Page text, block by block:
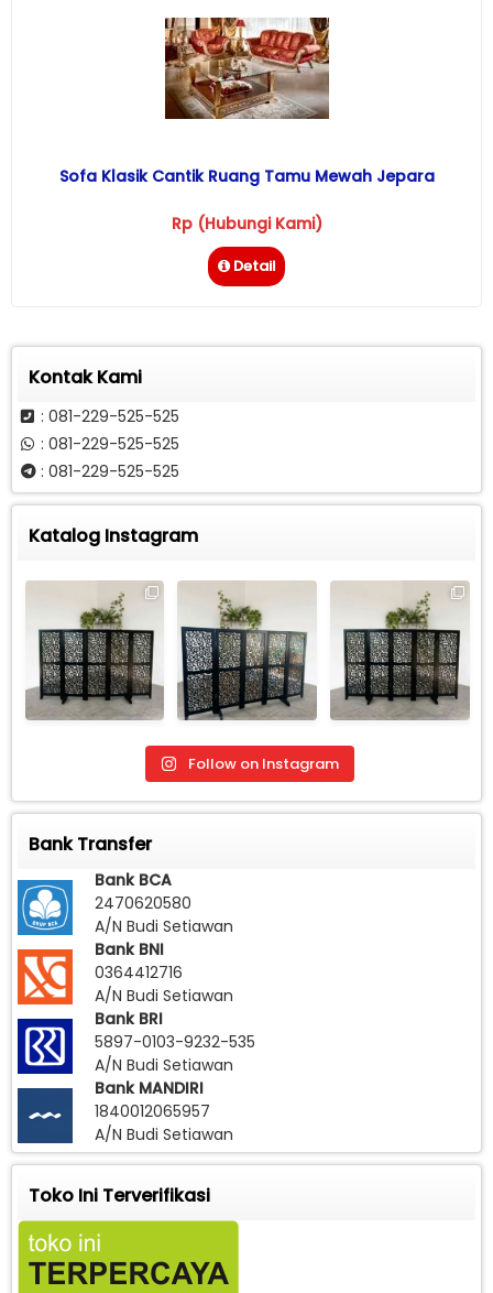
Sofa Klasik Cantik Ruang Tamu Mewah Jepara
Rp (Hubungi Kami)
Detail
Kontak Kami
: 081-229-525-525
: 081-229-525-525
: 081-229-525-525
Katalog Instagram
Follow on Instagram
Bank Transfer
Bank BCA
2470620580
A/N Budi Setiawan
Bank BNI
0364412716
A/N Budi Setiawan
Bank BRI
5897-0103-9232-535
A/N Budi Setiawan
Bank MANDIRI
1840012065957
A/N Budi Setiawan
Toko Ini Terverifikasi